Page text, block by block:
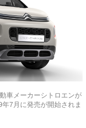
車メーカーシトロエンが
7月に発売が開始されま